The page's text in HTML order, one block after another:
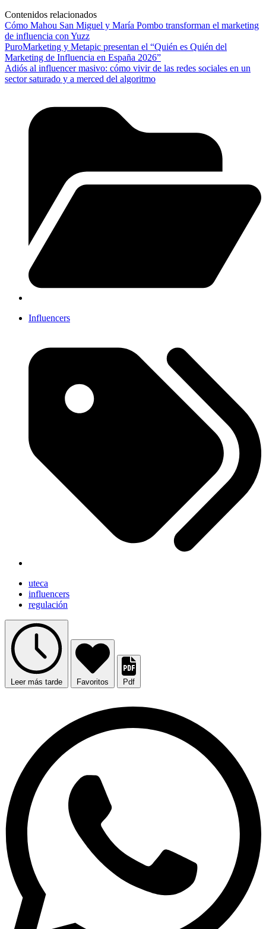
Contenidos relacionados
Cómo Mahou San Miguel y María Pombo transforman el marketing
de influencia con Yuzz
PuroMarketing y Metapic presentan el “Quién es Quién del
Marketing de Influencia en España 2026”
Adiós al influencer masivo: cómo vivir de las redes sociales en un
sector saturado y a merced del algoritmo
Influencers
uteca
influencers
regulación
Leer más tarde Favoritos Pdf